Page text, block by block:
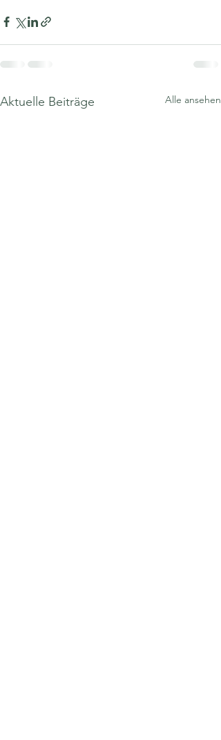
Aktuelle Beiträge Alle ansehen